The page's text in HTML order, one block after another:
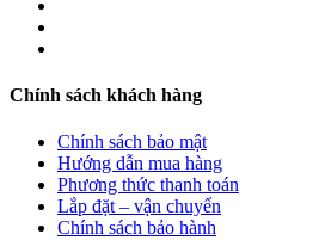
Chính sách khách hàng
Chính sách bảo mật
Hướng dẫn mua hàng
Phương thức thanh toán
Lắp đặt – vận chuyển
Chính sách bảo hành